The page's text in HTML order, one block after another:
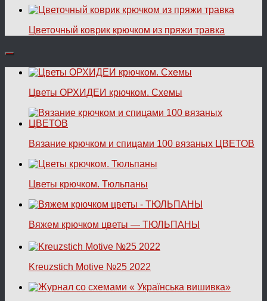
Цветочный коврик крючком из пряжи травка
Цветы ОРХИДЕИ крючком. Схемы
Вязание крючком и спицами 100 вязаных ЦВЕТОВ
Цветы крючком. Тюльпаны
Вяжем крючком цветы — ТЮЛЬПАНЫ
Kreuzstich Motive №25 2022